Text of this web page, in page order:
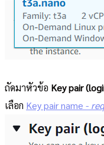
ถัดมาหัวข้อ Key pair
เลือก Key pair name -